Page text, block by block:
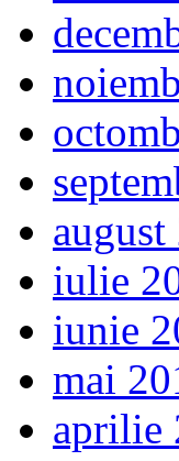
august
iulie
iunie
mai
aprilie